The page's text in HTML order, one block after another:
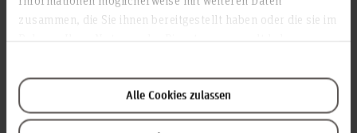
zusammen, die Sie ihnen bereitgestellt haben oder die sie im
Alle Cookies zulassen
Mitglied Senat
Mitglied Fakultätsrat
Stellvertretendes Mitglied Prüfungsausschuss BWL